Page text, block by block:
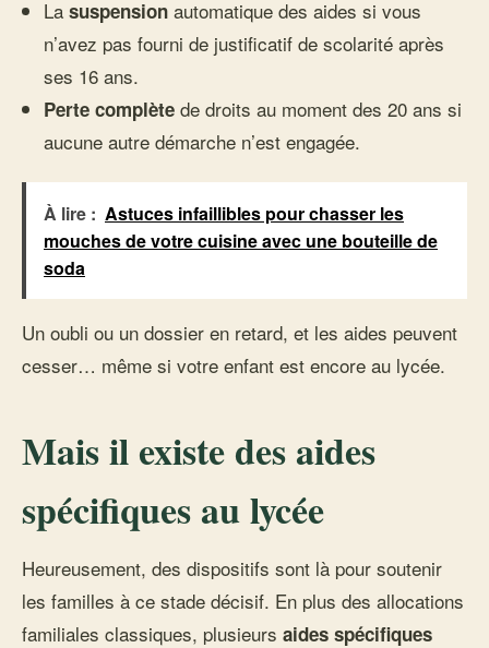
Lasuspension automatique des aides si vous
n’avez pas fourni de justificatif de scolarité après
ses 16 ans.
Perte complète de droits au moment des 20 ans si
aucune autre démarche n’est engagée.
À lire : Astuces infaillibles pour chasser les
mouches de votre cuisine avec une bouteille de
soda
Un oubli ou un dossier en retard, et les aides peuvent
cesser… même si votre enfant est encore au lycée.
Mais il existe des aides
spécifiques au lycée
Heureusement, des dispositifs sont là pour soutenir
les familles à ce stade décisif. En plus des allocations
familiales classiques, plusieurs aides spécifiques